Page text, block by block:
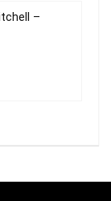
–